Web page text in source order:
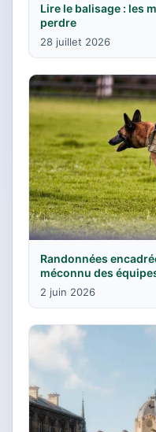
Lire le balisage : les
perdre
28 juillet 2026
Randonnées
méconnu des
2 juin 2026